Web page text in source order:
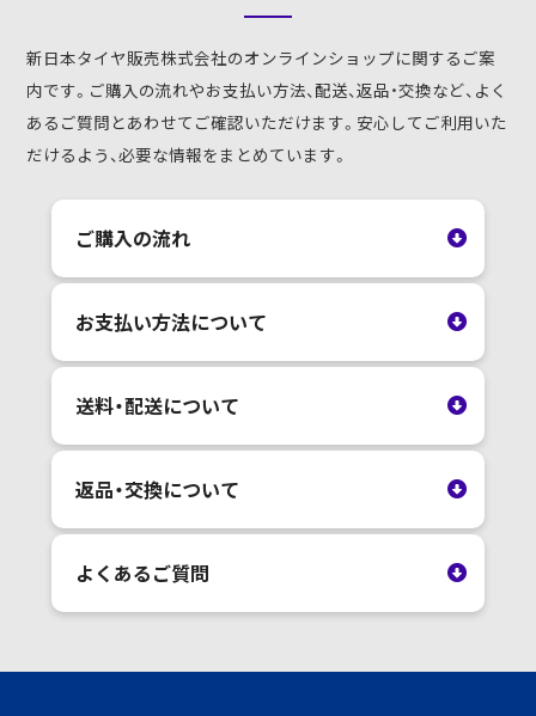
新日本タイヤ販売株式会社のオンラインショップに関するご案
内です。ご購入の流れやお支払い方法、配送、返品・交換など、よく
あるご質問とあわせてご確認いただけます。安心してご利用いた
だけるよう、必要な情報をまとめています。
ご購入の流れ
お支払い方法について
送料・配送について
返品・交換について
よくあるご質問